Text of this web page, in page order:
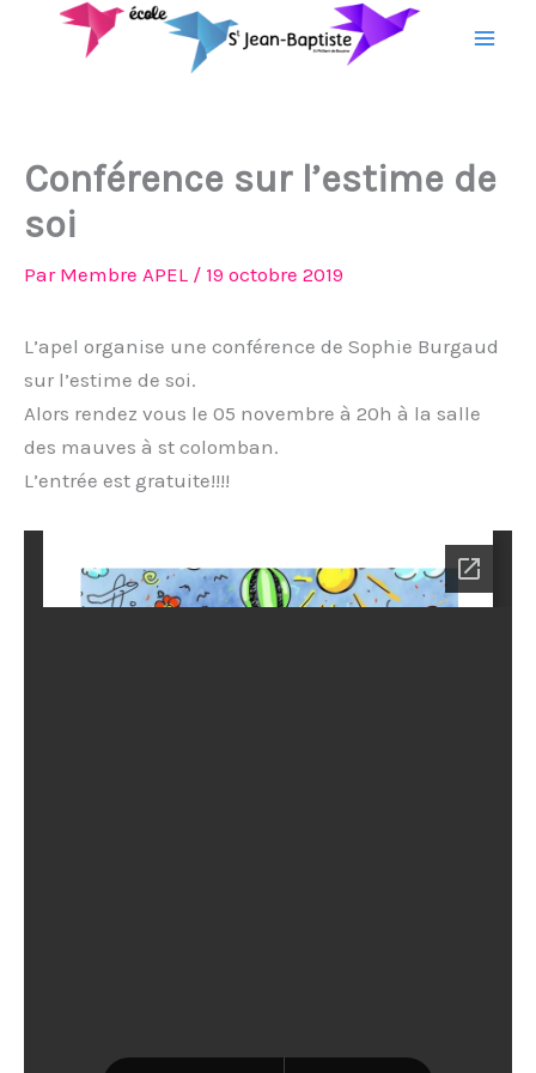
Conférence sur l’estime de
soi
Par Membre APEL / 19 octobre 2019
L’apel organise une conférence de Sophie Burgaud
sur l’estime de soi.
Alors rendez vous le 05 novembre à 20h à la salle
des mauves à st colomban.
L’entrée est gratuite!!!!